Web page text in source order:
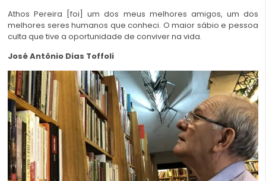
Athos Pereira [foi] um dos meus melhores amigos, um dos
melhores seres humanos que conheci. O maior sábio e pessoa
culta que tive a oportunidade de conviver na vida.
José Antônio Dias Toffoli